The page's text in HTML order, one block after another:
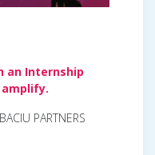
an Internship
amplify.
PARTNERS